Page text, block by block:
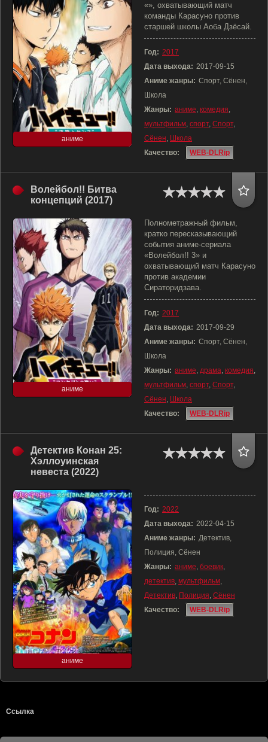
аниме
«», охватывающий матч
команды Карасуно против
старшей школы Аоба Дзёсай.
Год: 2017
Дата выхода: 2017-09-15
Аниме жанры: Спорт, Сёнен,
Школа
Жанры: аниме, комедия,
мультфильм, спорт, Спорт,
Сёнен, Школа
Качество:
WEB-DLRip
Волейбол!! Битва
концепций (2017)
аниме
Полнометражный фильм,
кратко пересказывающий
события аниме-сериала
«Волейбол!! 3» и
охватывающий матч Карасуно
против академии
Сираторидзава.
Год: 2017
Дата выхода: 2017-09-29
Аниме жанры: Спорт, Сёнен,
Школа
Жанры: аниме, драма, комедия,
мультфильм, спорт, Спорт,
Сёнен, Школа
Качество:
WEB-DLRip
Детектив Конан 25:
Хэллоуинская
невеста (2022)
аниме
Год: 2022
Дата выхода: 2022-04-15
Аниме жанры: Детектив,
Полиция, Сёнен
Жанры: аниме, боевик,
детектив, мультфильм,
Детектив, Полиция, Сёнен
Качество:
WEB-DLRip
Ссылка